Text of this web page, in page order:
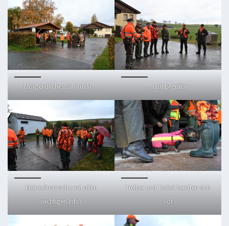
Morgendliches Sammeln… …und Begrüßen
kleine Ansprache mit allen
wichtigen Infos
Treiber und Teckel bereiten sich
vor